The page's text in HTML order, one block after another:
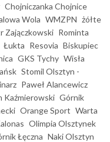
Chojniczanka Chojnice
Wola WMZPN żółte
Zajączkowski Rominta
Łukta Resovia Biskupiec
GKS Tychy Wisła
Stomil Olsztyn -
Paweł Alancewicz
Kaźmierowski Górnik
Orange Sport Warta
Olimpia Olsztynek
Łęczna Naki Olsztyn